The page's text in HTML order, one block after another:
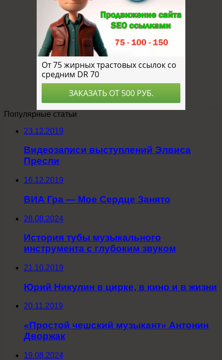
Популярные статьи
23.12.2019
Видеозаписи выступлений Элвиса
Пресли
16.12.2019
ВИА Гра — Мое Сердце Занято
28.08.2024
История тубы музыкального
инструмента с глубоким звуком
21.10.2019
Юрий Никулин в цирке, в кино и в жизни
20.11.2019
«Простой чешский музыкант» Антонин
Дворжак
19.08.2024